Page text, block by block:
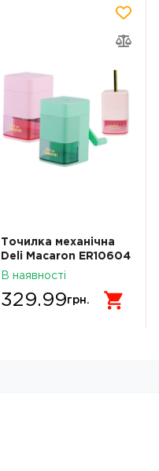
Точилка механічна
Deli Macaron ER10604
В наявності
329.99грн.